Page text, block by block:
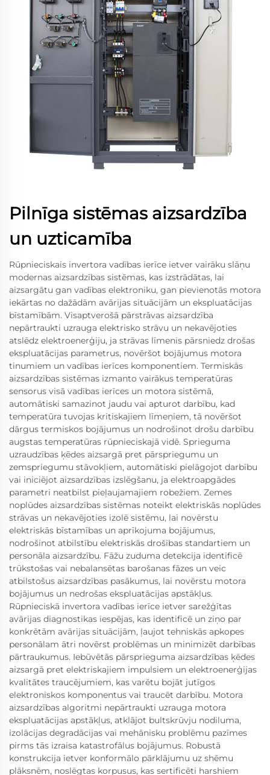
Pilnīga sistēmas aizsardzība
un uzticamība
Rūpnieciskais invertora vadības ierīce ietver vairāku slāņu
modernas aizsardzības sistēmas, kas izstrādātas, lai
aizsargātu gan vadības elektroniku, gan pievienotās motora
iekārtas no dažādām avārijas situācijām un ekspluatācijas
bīstamībām. Visaptverošā pārstrāvas aizsardzība
nepārtraukti uzrauga elektrisko strāvu un nekavējoties
atslēdz elektroenerģiju, ja strāvas līmenis pārsniedz drošas
ekspluatācijas parametrus, novēršot bojājumus motora
tinumiem un vadības ierīces komponentiem. Termiskās
aizsardzības sistēmas izmanto vairākus temperatūras
sensorus visā vadības ierīces un motora sistēmā,
automātiski samazinot jaudu vai apturot darbību, kad
temperatūra tuvojas kritiskajiem līmeņiem, tā novēršot
dārgus termiskos bojājumus un nodrošinot drošu darbību
augstas temperatūras rūpnieciskajā vidē. Sprieguma
uzraudzības ķēdes aizsargā pret pārspriegumu un
zemspriegumu stāvokļiem, automātiski pielāgojot darbību
vai iniciējot aizsardzības izslēgšanu, ja elektroapgādes
parametri neatbilst pieļaujamajiem robežiem. Zemes
noplūdes aizsardzības sistēmas noteikt elektriskās noplūdes
strāvas un nekavējoties izolē sistēmu, lai novērstu
elektriskās bīstamības un aprīkojuma bojājumus,
nodrošinot atbilstību elektriskās drošības standartiem un
personāla aizsardzību. Fāžu zuduma detekcija identificē
trūkstošas vai nebalansētas barošanas fāzes un veic
atbilstošus aizsardzības pasākumus, lai novērstu motora
bojājumus un nedrošas ekspluatācijas apstākļus.
Rūpnieciskā invertora vadības ierīce ietver sarežģītas
avārijas diagnostikas iespējas, kas identificē un ziņo par
konkrētām avārijas situācijām, ļaujot tehniskās apkopes
personālam ātri novērst problēmas un minimizēt darbības
pārtraukumus. Iebūvētās pārsprieguma aizsardzības ķēdes
aizsargā pret elektriskajiem impulsiem un elektroenerģijas
kvalitātes traucējumiem, kas varētu bojāt jutīgos
elektroniskos komponentus vai traucēt darbību. Motora
aizsardzības algoritmi nepārtraukti uzrauga motora
ekspluatācijas apstākļus, atklājot bultskrūvju nodiluma,
izolācijas degradācijas vai mehānisku problēmu pazīmes
pirms tās izraisa katastrofālus bojājumus. Robustā
konstrukcija ietver konformālo pārklājumu uz shēmu
plāksnēm, noslēgtas korpusus, kas sertificēti harshiem